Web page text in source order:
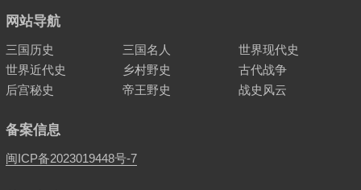
网站导航
三国历史 三国名人
世界现代史
世界近代史
乡村野史
古代战争
后宫秘史
帝王野史 战史风云
备案信息
闽ICP备2023019448号-7